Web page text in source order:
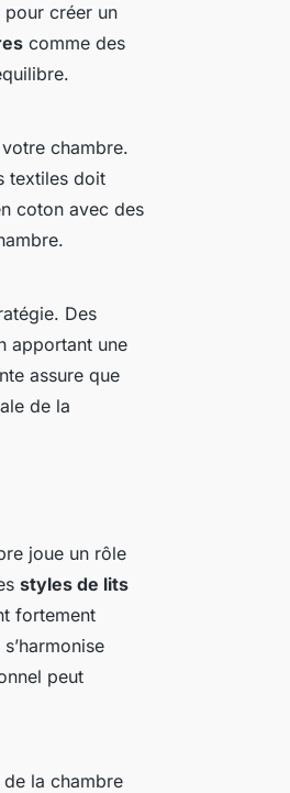
pour créer un
comme des
chambre.
textiles doit
coton avec des
Des
apportant une
assure que
de la
joue un rôle
styles de lits
fortement
peut
de la chambre